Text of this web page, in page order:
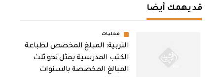
قد يهمك أيضا
محليات
التربية: المبلغ المخصص لطباعة
الكتب المدرسية يمثل نحو ثلث
المبالغ المخصصة بالسنوات